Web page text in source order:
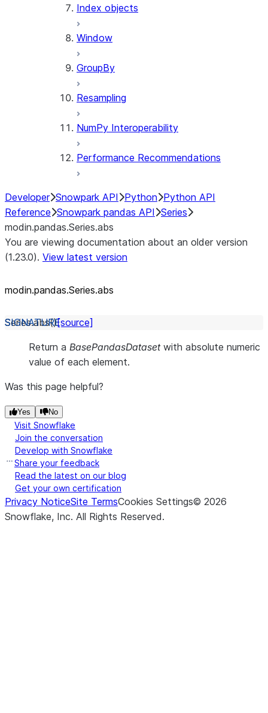
Index objects
Window
GroupBy
Resampling
NumPy Interoperability
Performance Recommendations
Developer Snowpark API Python Python API
Reference Snowpark pandas API Series
modin.pandas.Series.abs
You are viewing documentation about an older version
(1.23.0). View latest version
modin.pandas.Series.abs
Series.abs()[source]
Return a BasePandasDatasetwith absolute numeric
value of each element.
Was this page helpful?
Yes No
Visit Snowflake
Join the conversation
Develop with Snowflake
Share your feedback
Read the latest on our blog
Get your own certification
Privacy NoticeSite TermsCookies Settings© 2026
Snowflake, Inc. All Rights Reserved.